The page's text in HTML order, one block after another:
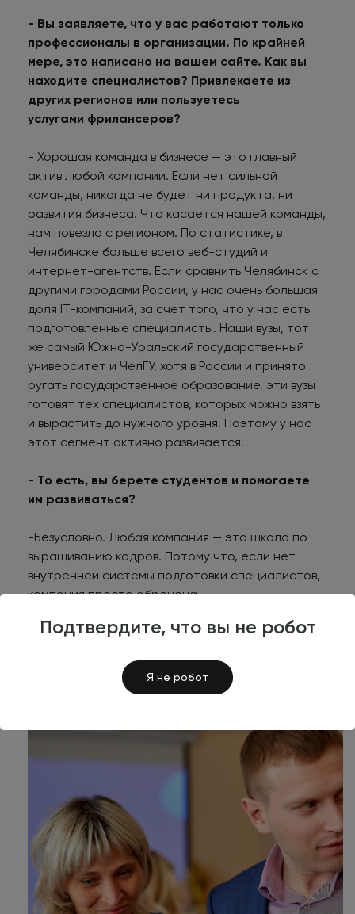
Подтвердите, что вы не робот
Я не робот
- Вы заявляете, что у вас работают только
профессионалы в организации. По крайней
мере, это написано на вашем сайте. Как вы
находите специалистов? Привлекаете из
других регионов или пользуетесь
услугами фрилансеров?
- Хорошая команда в бизнесе — это главный
актив любой компании. Если нет сильной
команды, никогда не будет ни продукта, ни
развития бизнеса. Что касается нашей команды,
нам повезло с регионом. По статистике, в
Челябинске больше всего веб-студий и
интернет-агентств. Если сравнить Челябинск с
другими городами России, у нас очень большая
доля IT-компаний, за счет того, что у нас есть
подготовленные специалисты. Наши вузы, тот
же самый Южно-Уральский государственный
университет и ЧелГУ, хотя в России и принято
ругать государственное образование, эти вузы
готовят тех специалистов, которых можно взять
и вырастить до нужного уровня. Поэтому у нас
этот сегмент активно развивается.
- То есть, вы берете студентов и помогаете
им развиваться?
-Безусловно. Любая компания — это школа по
выращиванию кадров. Потому что, если нет
внутренней системы подготовки специалистов,
компания просто обречена.